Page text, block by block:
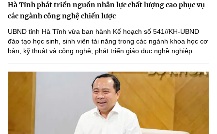
Hà Tĩnh phát triển nguồn nhân lực chất lượng cao phục vụ
các ngành công nghệ chiến lược
UBND tỉnh Hà Tĩnh vừa ban hành Kế hoạch số 541//KH-UBND
đào tạo học sinh, sinh viên tài năng trong các ngành khoa học cơ
bản, kỹ thuật và công nghệ; phát triển giáo dục nghề nghiệp...